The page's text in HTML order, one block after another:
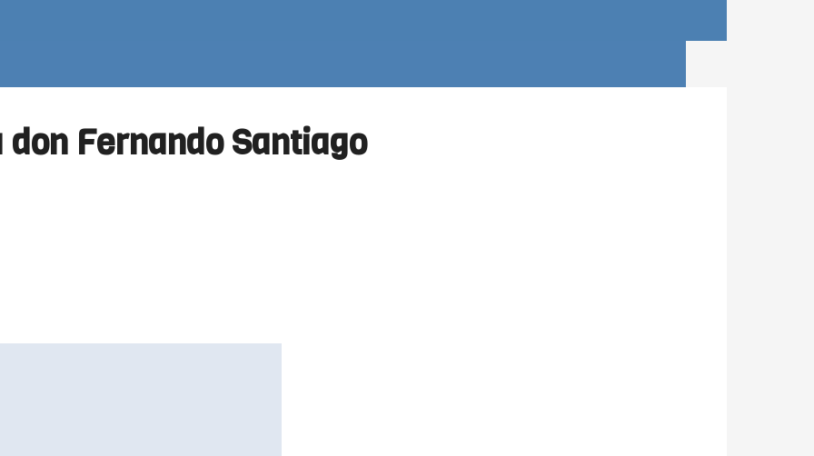
Fernando Santiago